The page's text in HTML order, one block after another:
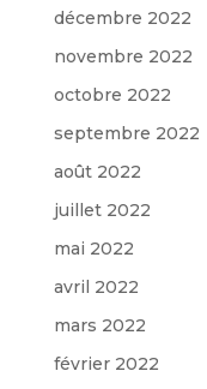
décembre 2022
novembre 2022
octobre 2022
septembre 2022
août 2022
juillet 2022
mai 2022
avril 2022
mars 2022
février 2022